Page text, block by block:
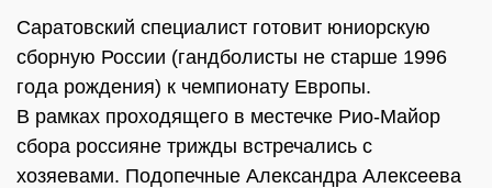
Саратовский специалист готовит юниорскую
сборную России (гандболисты не старше 1996
года рождения) к чемпионату Европы.
В рамках проходящего в местечке Рио-Майор
сбора россияне трижды встречались с
хозяевами. Подопечные Александра Алексеева